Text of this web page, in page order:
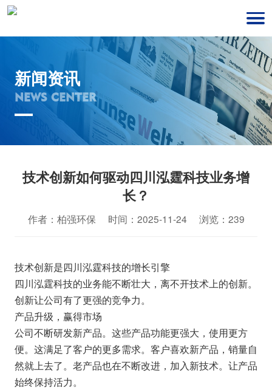
新闻资讯
NEWS CENTER
技术创新如何驱动四川泓霆科技业务增
长？
作者：柏强环保 时间：2025-11-24 浏览：239
技术创新是四川泓霆科技的增长引擎
四川泓霆科技的业务能不断壮大，离不开技术上的创新。
创新让公司有了更强的竞争力。
产品升级，赢得市场
公司不断研发新产品。这些产品功能更强大，使用更方
便。这满足了客户的更多需求。客户喜欢新产品，销量自
然就上去了。老产品也在不断改进，加入新技术。让产品
始终保持活力。